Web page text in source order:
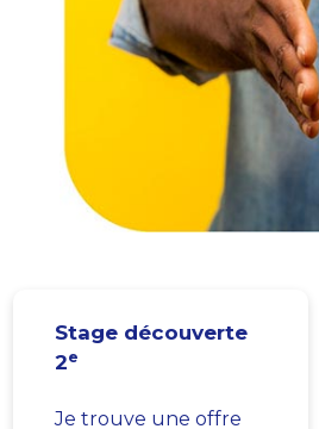
Stage découverte
2e
Je trouve une offre